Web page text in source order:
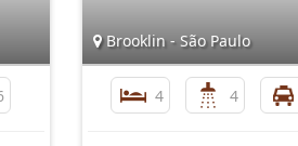
Brooklin - São Paulo
4 4